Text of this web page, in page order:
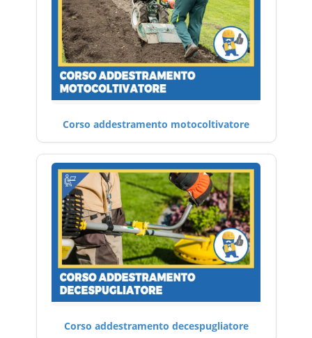
Corso addestramento motocoltivatore
Corso addestramento decespugliatore